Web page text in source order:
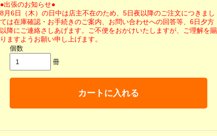
●出張のお知らせ●
8月6日（木）の日中は店主不在のため、5日夜以降のご注文につきまし
ては在庫確認・お手続きのご案内、お問い合わせへの回答等、6日夕方
以降にご連絡さしあげます。ご不便をおかけいたしますが、ご理解を賜
りますようお願い申し上げます。
個数
冊
カートに入れる